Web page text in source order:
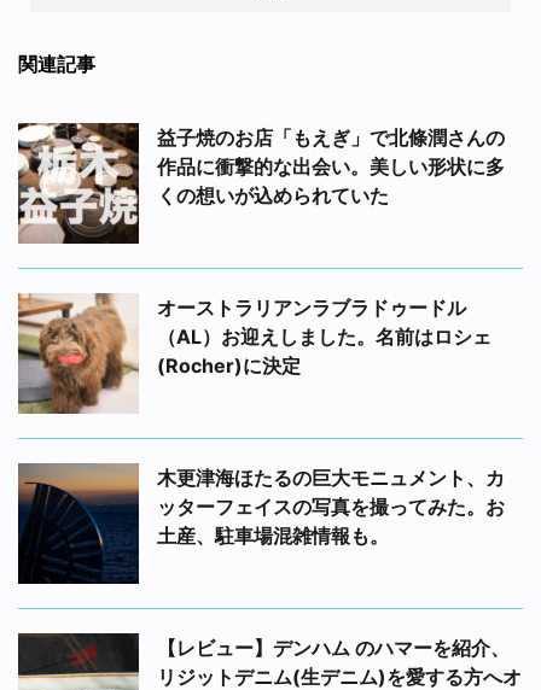
関連記事
益子焼のお店「もえぎ」で北條潤さんの
作品に衝撃的な出会い。美しい形状に多
くの想いが込められていた
オーストラリアンラブラドゥードル
（AL）お迎えしました。名前はロシェ
(Rocher)に決定
木更津海ほたるの巨大モニュメント、カ
ッターフェイスの写真を撮ってみた。お
土産、駐車場混雑情報も。
【レビュー】デンハム のハマーを紹介、
リジットデニム(生デニム)を愛する方へオ